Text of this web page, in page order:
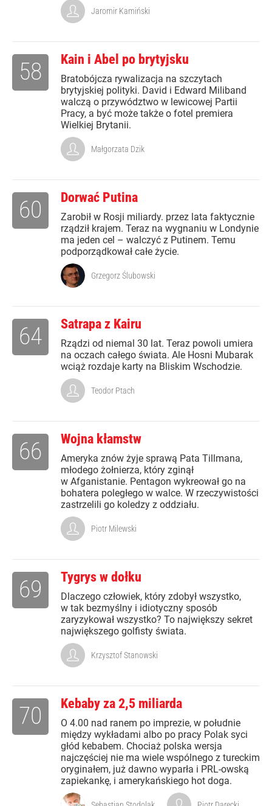
Jaromir Kamiński
Kain i Abel po brytyjsku
Bratobójcza rywalizacja na szczytach
brytyjskiej polityki. David i Edward Miliband
walczą o przywództwo w lewicowej Partii
Pracy, a być może także o fotel premiera
Wielkiej Brytanii.
58
Małgorzata Dzik
Dorwać Putina
Zarobił w Rosji miliardy. przez lata faktycznie
rządził krajem. Teraz na wygnaniu w Londynie
ma jeden cel – walczyć z Putinem. Temu
podporządkował całe życie.
60
Grzegorz Ślubowski
Satrapa z Kairu
Rządzi od niemal 30 lat. Teraz powoli umiera
na oczach całego świata. Ale Hosni Mubarak
wciąż rozdaje karty na Bliskim Wschodzie.
64
Teodor Ptach
Wojna kłamstw
Ameryka znów żyje sprawą Pata Tillmana,
młodego żołnierza, który zginął
w Afganistanie. Pentagon wykreował go na
bohatera poległego w walce. W rzeczywistości
zastrzelili go koledzy z oddziału.
66
Piotr Milewski
Tygrys w dołku
Dlaczego człowiek, który zdobył wszystko,
w tak bezmyślny i idiotyczny sposób
zaryzykował wszystko? To największy sekret
największego golfisty świata.
69
Krzysztof Stanowski
Kebaby za 2,5 miliarda
O 4.00 nad ranem po imprezie, w południe
między wykładami albo po pracy Polak syci
głód kebabem. Chociaż polska wersja
najczęściej nie ma wiele wspólnego z tureckim
oryginałem, już dawno wyparła i PRL-owską
zapiekankę, i amerykańskiego hot doga.
70